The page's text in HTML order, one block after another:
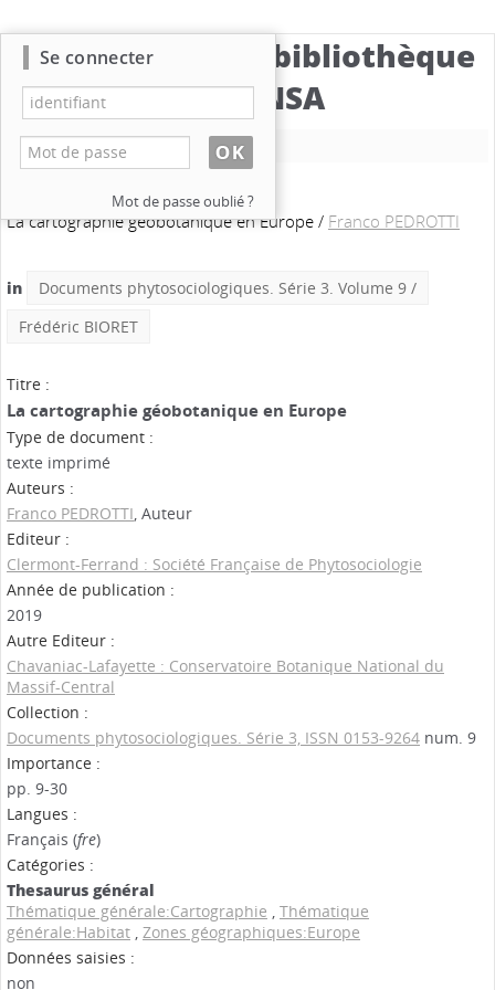
Catalogue de la bibliothèque
du CBNSA
Nouvelle recherche
La cartographie géobotanique en Europe/ Franco PEDROTTI
in Documents phytosociologiques. Série 3. Volume 9 /
Frédéric BIORET
Titre :
La cartographie géobotanique en Europe
Type de document :
texte imprimé
Auteurs :
Franco PEDROTTI, Auteur
Editeur :
Clermont-Ferrand : Société Française de Phytosociologie
Année de publication :
2019
Autre Editeur :
Chavaniac-Lafayette : Conservatoire Botanique National du
Massif-Central
Collection :
Documents phytosociologiques. Série 3, ISSN 0153-9264 num. 9
Importance :
pp. 9-30
Langues :
Français (fre)
Catégories :
Thesaurus général
Thématique générale:Cartographie , Thématique
générale:Habitat , Zones géographiques:Europe
Données saisies :
non
Se connecter
Mot de passe oublié ?